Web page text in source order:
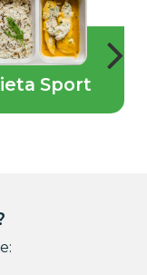
Sport